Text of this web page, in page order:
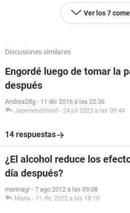
Ver los 7
Discusiones similares
Engordé luego de tomar la
después
Andrea28g - 11 dic 2016 a las 22:36
Japeneseblood - 24 jul 2023 a las 09:44
14 respuestas
¿El alcohol reduce los
día después?
marinagr - 7 ago 2012 a las 09:08
Maria - 11 dic 2022 a las 18:10